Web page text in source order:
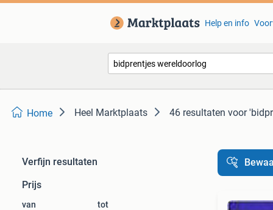
Help en info
Home Heel Marktplaats 46 resultaten voor
Verfijn resultaten
Prijs
van tot